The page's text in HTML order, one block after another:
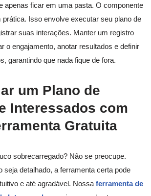
apenas ficar em uma pasta. O componente
prática. Isso envolve executar seu plano de
suas interações. Manter um registro
o engajamento, anotar resultados e definir
garantindo que nada fique de fora.
um Plano de
Interessados com
Gratuita
sobrecarregado? Não se preocupe.
seja detalhado, a ferramenta certa pode
e até agradável. Nossa ferramenta de